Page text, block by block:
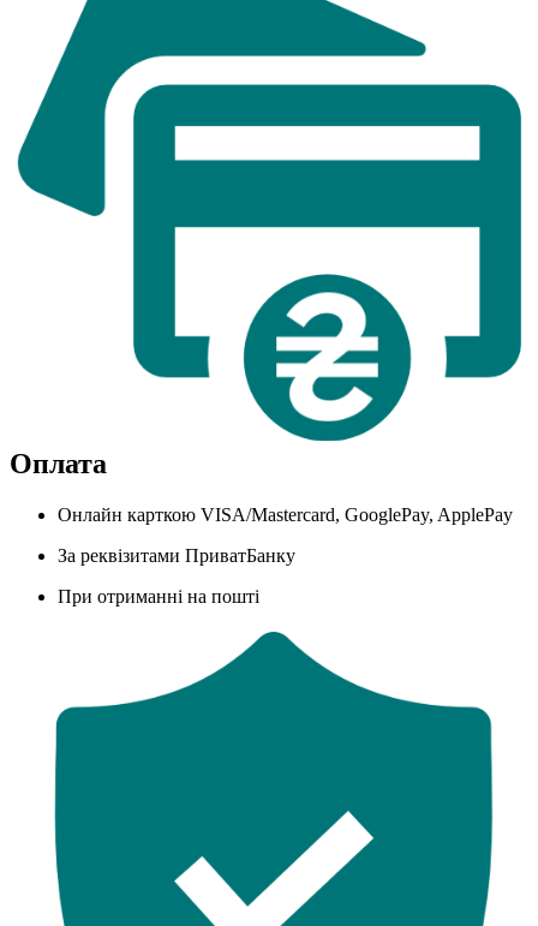
Оплата
Онлайн карткою VISA/Mastercard, GooglePay, ApplePay
За реквізитами ПриватБанку
При отриманні на пошті